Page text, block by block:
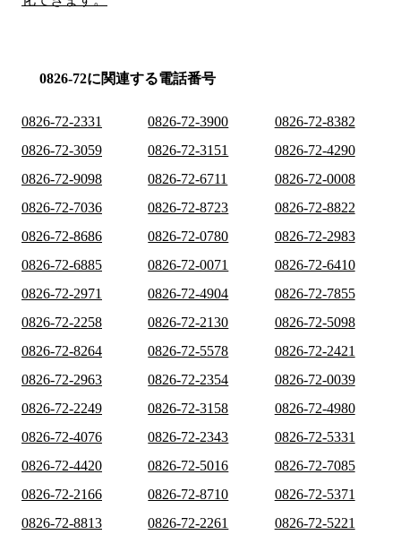
0826-72に関連する電話番号
0826-72-2331 0826-72-3900
0826-72-8382
0826-72-3059
0826-72-3151
0826-72-4290
0826-72-9098
0826-72-6711
0826-72-0008
0826-72-7036
0826-72-8723
0826-72-8822
0826-72-8686
0826-72-0780
0826-72-2983
0826-72-6885
0826-72-0071
0826-72-6410
0826-72-2971
0826-72-4904
0826-72-7855
0826-72-2258
0826-72-2130
0826-72-5098
0826-72-8264
0826-72-5578
0826-72-2421
0826-72-2963
0826-72-2354
0826-72-0039
0826-72-2249
0826-72-3158
0826-72-4980
0826-72-4076
0826-72-2343
0826-72-5331
0826-72-4420
0826-72-5016
0826-72-7085
0826-72-2166
0826-72-8710
0826-72-5371
0826-72-8813
0826-72-2261
0826-72-5221